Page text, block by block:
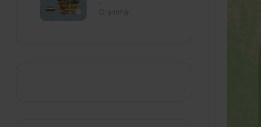
Composition
Grammar